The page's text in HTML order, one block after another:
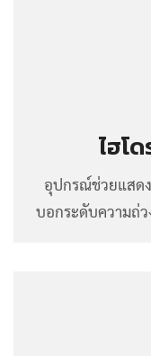
ไฮโ
อุปกรณ์ช่วยแสด
บอกระดับความถ่ว